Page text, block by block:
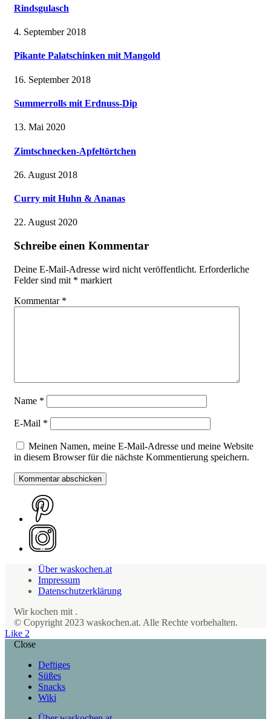
Rindsgulasch
4. September 2018
Pikante Palatschinken mit Mangold
16. September 2018
Summerrolls mit Erdnuss-Dip
13. Mai 2020
Zimtschnecken-Apfeltörtchen
26. August 2018
Curry mit Huhn & Ananas
22. August 2020
Schreibe einen Kommentar
Deine E-Mail-Adresse wird nicht veröffentlicht. Erforderliche
Felder sind mit * markiert
Kommentar *
Name *
E-Mail *
Meinen Namen, meine E-Mail-Adresse und meine Website
in diesem Browser für die nächste Kommentierung speichern.
Über waskochen.at
Impressum
Datenschutzerklärung
Wir kochen mit .
© Copyright 2023 waskochen.at. Alle Rechte vorbehalten.
Like 2
Close
Deftiges
Süßes
Snacks
Wiki